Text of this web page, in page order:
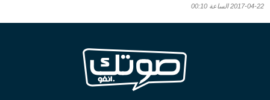
2017-04-22 الساعة 00:10